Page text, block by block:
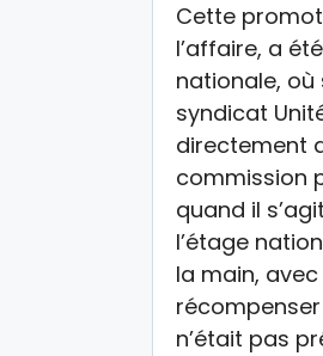
Cette
l’affaire, a
nationale, où
syndicat
directement
commission
quand il
l’étage
la main, avec
n’était pas